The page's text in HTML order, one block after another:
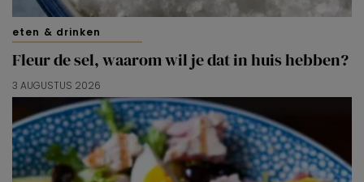
eten & drinken
Fleur de sel, waarom wil je dat in huis hebben?
3 AUGUSTUS 2026